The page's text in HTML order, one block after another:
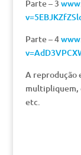
Parte – 3
Parte – 4
A reprodução
multipliquem,
etc.